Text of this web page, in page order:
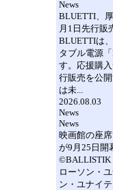
News
BLUETTI、
月1日先行販
BLUETTIは
タブル電源
す。応援購
行販売を公
は未...
2026.08.03
News
News
映画館の座席
が9月25日開
©BALLISTIK
ローソン・
ン・ユナイ